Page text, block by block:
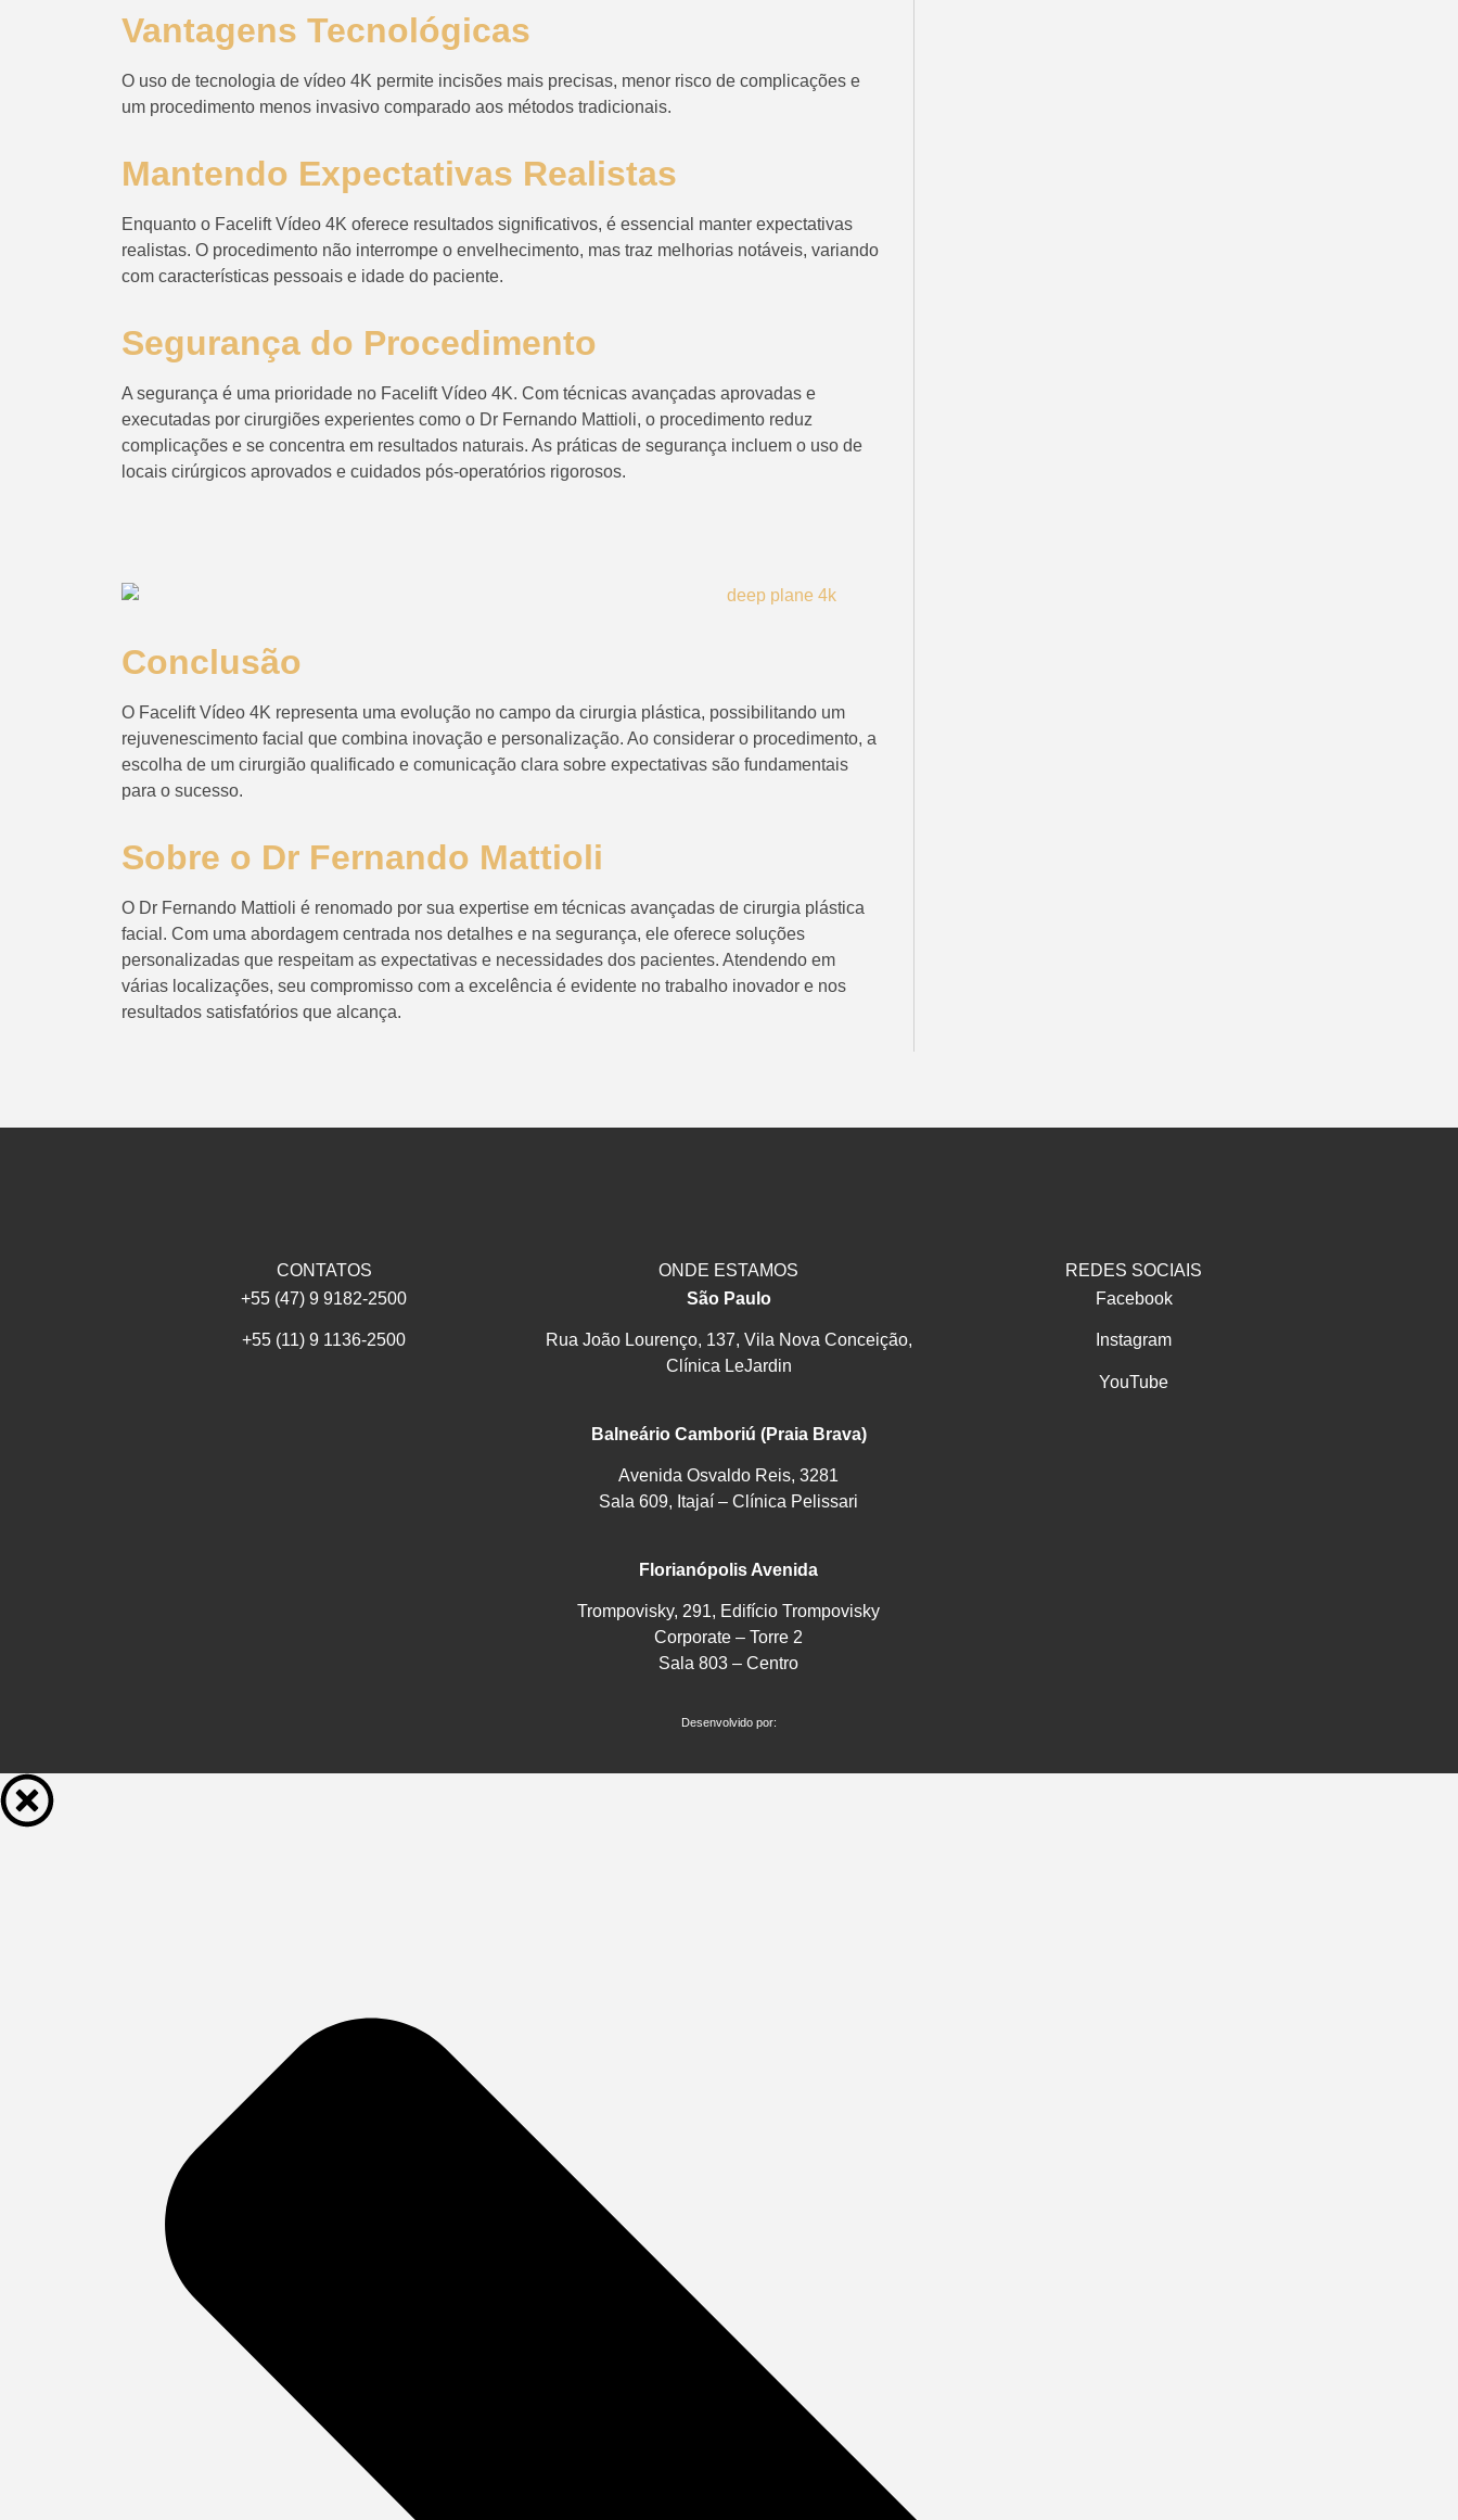
Vantagens Tecnológicas
O uso de tecnologia de vídeo 4K permite incisões mais precisas, menor risco de complicações e
um procedimento menos invasivo comparado aos métodos tradicionais.
Mantendo Expectativas Realistas
Enquanto o Facelift Vídeo 4K oferece resultados significativos, é essencial manter expectativas
realistas. O procedimento não interrompe o envelhecimento, mas traz melhorias notáveis, variando
com características pessoais e idade do paciente.
Segurança do Procedimento
A segurança é uma prioridade no Facelift Vídeo 4K. Com técnicas avançadas aprovadas e
executadas por cirurgiões experientes como o Dr Fernando Mattioli, o procedimento reduz
complicações e se concentra em resultados naturais. As práticas de segurança incluem o uso de
locais cirúrgicos aprovados e cuidados pós-operatórios rigorosos.
Conclusão
O Facelift Vídeo 4K representa uma evolução no campo da cirurgia plástica, possibilitando um
rejuvenescimento facial que combina inovação e personalização. Ao considerar o procedimento, a
escolha de um cirurgião qualificado e comunicação clara sobre expectativas são fundamentais
para o sucesso.
Sobre o Dr Fernando Mattioli
O Dr Fernando Mattioli é renomado por sua expertise em técnicas avançadas de cirurgia plástica
facial. Com uma abordagem centrada nos detalhes e na segurança, ele oferece soluções
personalizadas que respeitam as expectativas e necessidades dos pacientes. Atendendo em
várias localizações, seu compromisso com a excelência é evidente no trabalho inovador e nos
resultados satisfatórios que alcança.
CONTATOS
+55 (47) 9 9182-2500
+55 (11) 9 1136-2500
ONDE ESTAMOS
São Paulo
Rua João Lourenço, 137, Vila Nova Conceição,
Clínica LeJardin
Balneário Camboriú (Praia Brava)
Avenida Osvaldo Reis, 3281
Sala 609, Itajaí – Clínica Pelissari
Florianópolis Avenida
Trompovisky, 291, Edifício Trompovisky
Corporate – Torre 2
Sala 803 – Centro
REDES SOCIAIS
Facebook
Instagram
YouTube
Desenvolvido por: